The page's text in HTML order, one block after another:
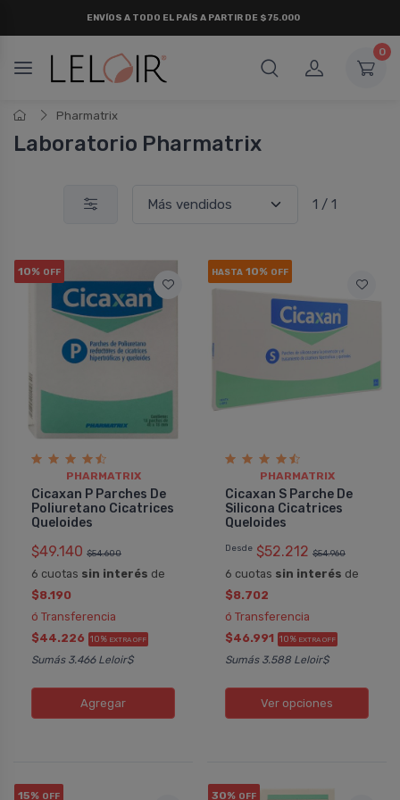
0
Pharmatrix
Laboratorio Pharmatrix
1 / 1
10% OFF
PHARMATRIX
Cicaxan P Parches De
Poliuretano Cicatrices
Queloides
$49.140 $54.600
6 cuotas sin interés de
$8.190
ó Transferencia
$44.226 10% EXTRA OFF
Sumás 3.466 Leloir$
Agregar
HASTA 10% OFF
PHARMATRIX
Cicaxan S Parche De
Silicona Cicatrices
Queloides
Desde $52.212 $54.960
6 cuotas sin interés de
$8.702
ó Transferencia
$46.991 10% EXTRA OFF
Sumás 3.588 Leloir$
Ver opciones
15% OFF 30% OFF